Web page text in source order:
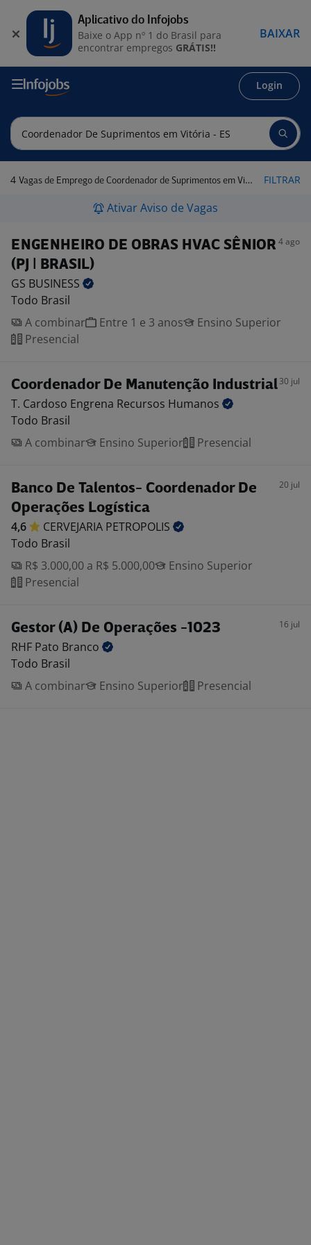
Login
4 Vagas de Emprego de Coordenador de Suprimentos em Vitória - ES FILTRAR
Ativar Aviso de Vagas
ENGENHEIRO DE OBRAS HVAC SÊNIOR
(PJ | BRASIL)
4 ago
GS BUSINESS
Todo Brasil
A combinar
Entre 1 e 3 anos
Ensino Superior
Presencial
Coordenador De Manutenção Industrial30 jul
T. Cardoso Engrena Recursos Humanos
Todo Brasil
A combinar
Ensino Superior Presencial
Banco De Talentos- Coordenador De
Operações Logística
20 jul
4,6 CERVEJARIA PETROPOLIS
Todo Brasil
R$ 3.000,00 a R$ 5.000,00
Ensino Superior
Presencial
Gestor (A) De Operações -1023 16 jul
RHF Pato Branco
Todo Brasil
A combinar
Ensino Superior Presencial
Aplicativo do Infojobs
Baixe o App nº 1 do Brasil para
encontrar empregos GRÁTIS!!
BAIXAR